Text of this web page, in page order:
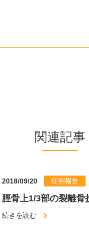
関連記事
2018/09/20 症例報告
脛骨上1/3部の裂離
続きを読む